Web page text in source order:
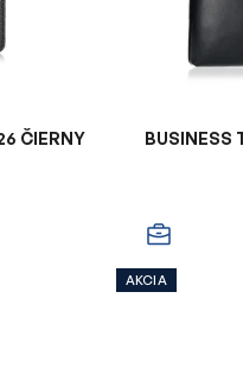
ČIERNY BUSINESS
AKCIA